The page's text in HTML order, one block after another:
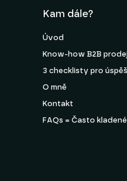
Kam dále?
Úvod
Know-how B2B
3 checklisty pro
O mně
Kontakt
FAQs = Často